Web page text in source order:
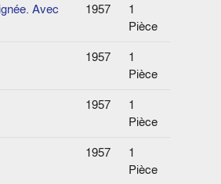
Avec
1957
1
Pièce
1957
1
Pièce
1957
1
Pièce
1957
1
Pièce